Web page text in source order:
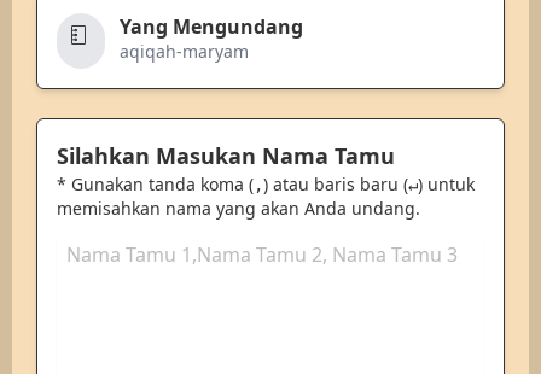
Yang Mengundang
aqiqah-maryam
Silahkan Masukan Nama Tamu
* Gunakan tanda koma (,) atau baris baru (↵) untuk
memisahkan nama yang akan Anda undang.